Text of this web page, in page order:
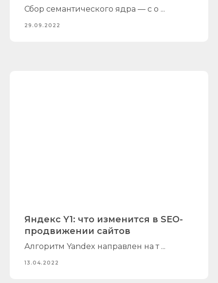
Сбор семантического ядра — с о ...
29.09.2022
Яндекс Y1: что изменится в SEO-
продвижении сайтов
Алгоритм Yandex направлен на т ...
13.04.2022